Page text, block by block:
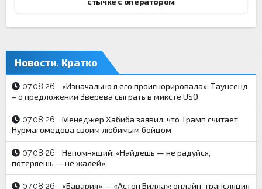
Новости. Кратко
07.08.26
«Изначально я его проигнорировала». Таунсенд
– о предложении Зверева сыграть в миксте USO
07.08.26
Менеджер Хабиба заявил, что Трамп считает
Нурмагомедова своим любимым бойцом
07.08.26
Непомнящий: «Найдешь — не радуйся,
потеряешь — не жалей»
07.08.26
«Бавария» — «Астон Вилла»: онлайн-трансляция